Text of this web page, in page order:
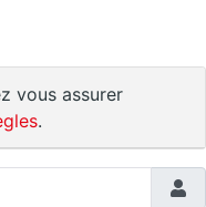
vous assurer
.